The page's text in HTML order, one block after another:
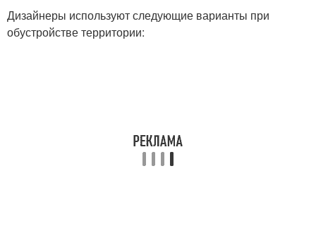
Дизайнеры используют следующие варианты при
обустройстве территории: